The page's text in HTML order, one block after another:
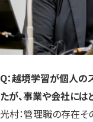
Q：越境学習が個人の
たが、事業や会社には
光村：管理職の存在そ